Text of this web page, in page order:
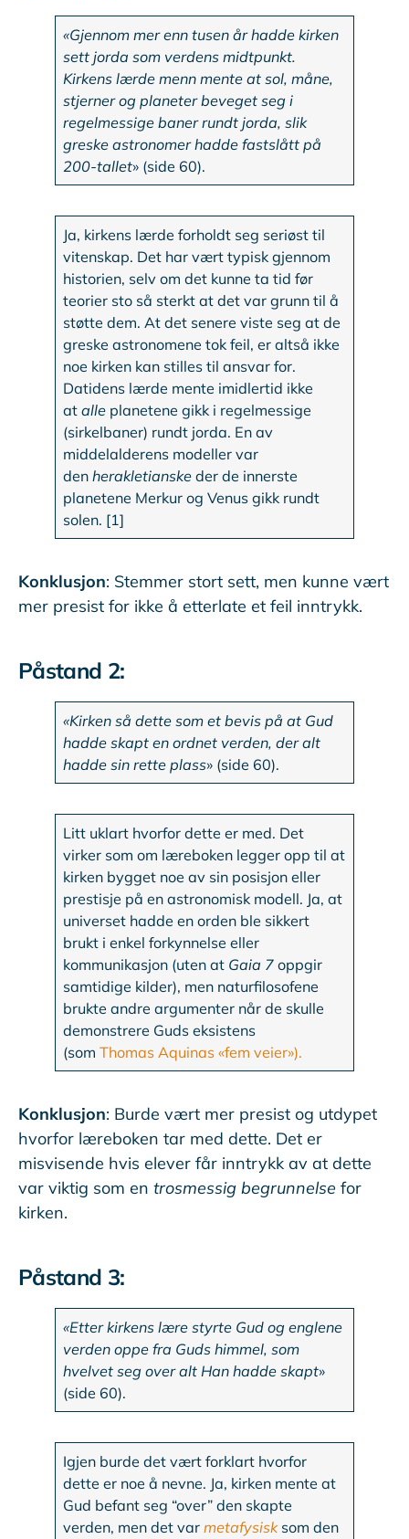
«Gjennom mer enn tusen år hadde kirken
sett jorda som verdens midtpunkt.
Kirkens lærde menn mente at sol, måne,
stjerner og planeter beveget seg i
regelmessige baner rundt jorda, slik
greske astronomer hadde fastslått på
200-tallet» (side 60).
Ja, kirkens lærde forholdt seg seriøst til
vitenskap. Det har vært typisk gjennom
historien, selv om det kunne ta tid før
teorier sto så sterkt at det var grunn til å
støtte dem. At det senere viste seg at de
greske astronomene tok feil, er altså ikke
noe kirken kan stilles til ansvar for.
Datidens lærde mente imidlertid ikke
atalle planetene gikk i regelmessige
(sirkelbaner) rundt jorda. En av
middelalderens modeller var
denherakletianske der de innerste
planetene Merkur og Venus gikk rundt
solen. [1]
Konklusjon: Stemmer stort sett, men kunne vært
mer presist for ikke å etterlate et feil inntrykk.
Påstand 2:
«Kirken så dette som et bevis på at Gud
hadde skapt en ordnet verden, der alt
hadde sin rette plass» (side 60).
Litt uklart hvorfor dette er med. Det
virker som om læreboken legger opp til at
kirken bygget noe av sin posisjon eller
prestisje på en astronomisk modell. Ja, at
universet hadde en orden ble sikkert
brukt i enkel forkynnelse eller
kommunikasjon (uten at Gaia 7oppgir
samtidige kilder), men naturfilosofene
brukte andre argumenter når de skulle
demonstrere Guds eksistens
(somThomas Aquinas «fem veier»).
Konklusjon: Burde vært mer presist og utdypet
hvorfor læreboken tar med dette. Det er
misvisende hvis elever får inntrykk av at dette
var viktig som en trosmessig begrunnelse for
kirken.
Påstand 3:
«Etter kirkens lære styrte Gud og englene
verden oppe fra Guds himmel, som
hvelvet seg over alt Han hadde skapt»
(side 60).
Igjen burde det vært forklart hvorfor
dette er noe å nevne. Ja, kirken mente at
Gud befant seg “over” den skapte
verden, men det varmetafysisk som den